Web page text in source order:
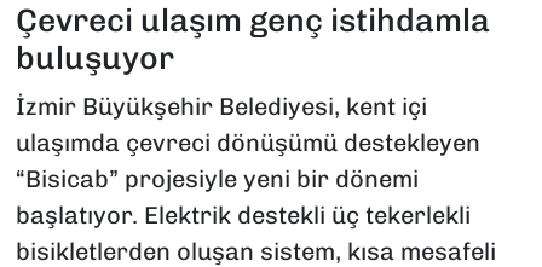
Çevreci ulaşım genç istihdamla
buluşuyor
İzmir Büyükşehir Belediyesi, kent içi
ulaşımda çevreci dönüşümü destekleyen
“Bisicab” projesiyle yeni bir dönemi
başlatıyor. Elektrik destekli üç tekerlekli
bisikletlerden oluşan sistem, kısa mesafeli